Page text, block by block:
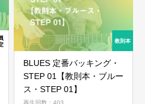
BLUES 定番バッキング・
STEP 01【教則本・ブルー
ス・STEP 01】
再生回数：403